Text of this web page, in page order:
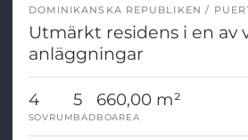
DOMINIKANSKA REPUBLIKEN
Utmärkt residens i en av
anläggningar
4
SOVRUM
5
BAD
660,00 m²
BOAREA